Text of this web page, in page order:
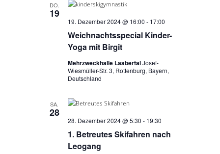
g
e
S
h
e
DO.
19
Weichnachtsspecial Kinder-
Yoga mit Birgit
19. Dezember 2024 @ 16:00 - 17:00
Mehrzweckhalle LaabertalJosef-
Wiesmüller-Str. 3, Rottenburg, Bayern,
Deutschland
SA.
28
1. Betreutes Skifahren nach
Leogang
28. Dezember 2024 @ 5:30 - 19:30